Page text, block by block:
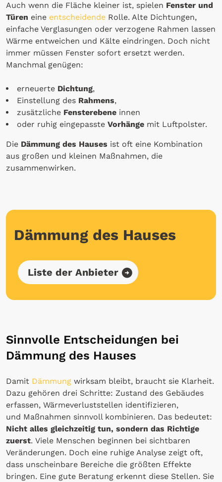
Auch wenn die Fläche kleiner ist, spielen Fenster und
Türen eine entscheidende Rolle. Alte Dichtungen,
einfache Verglasungen oder verzogene Rahmen lassen
Wärme entweichen und Kälte eindringen. Doch nicht
immer müssen Fenster sofort ersetzt werden.
Manchmal genügen:
erneuerte Dichtung,
Einstellung des Rahmens,
zusätzliche Fensterebene innen
oder ruhig eingepasste Vorhänge mit Luftpolster.
Die Dämmung des Hauses ist oft eine Kombination
aus großen und kleinen Maßnahmen, die
zusammenwirken.
Dämmung des Hauses
Liste der Anbieter
Sinnvolle Entscheidungen bei
Dämmung des Hauses
Damit Dämmung wirksam bleibt, braucht sie Klarheit.
Dazu gehören drei Schritte: Zustand des Gebäudes
erfassen, Wärmeverluststellen identifizieren,
und Maßnahmen sinnvoll kombinieren. Das bedeutet:
Nicht alles gleichzeitig tun, sondern das Richtige
zuerst. Viele Menschen beginnen bei sichtbaren
Veränderungen. Doch eine ruhige Analyse zeigt oft,
dass unscheinbare Bereiche die größten Effekte
bringen. Eine gute Beratung erkennt diese Stellen. Sie